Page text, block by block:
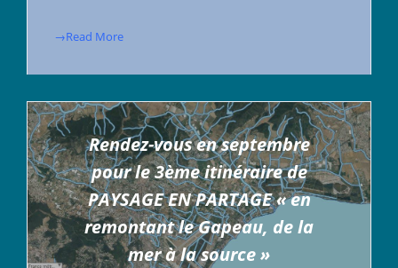
→Read More
Rendez-vous en septembre
pour le 3ème itinéraire de
PAYSAGE EN PARTAGE « en
remontant le Gapeau, de la
mer à la source »